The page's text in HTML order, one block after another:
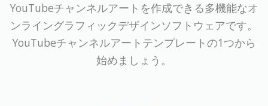
YouTubeチャンネルアートを作成できる多機能なオ
ンライングラフィックデザインソフトウェアです。
YouTubeチャンネルアートテンプレートの1つから
始めましょう。